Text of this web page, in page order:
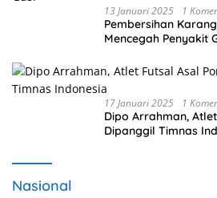
13 Januari 2025 1
Pembersihan
Mencegah Penyakit
17 Januari 2025 1
Dipo Arrahman,
Dipanggil Timnas
Nasional